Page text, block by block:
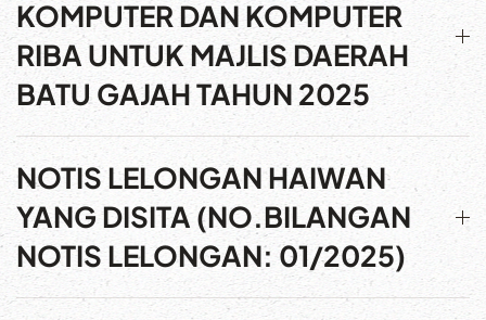
KOMPUTER DAN KOMPUTER
RIBA UNTUK MAJLIS DAERAH
BATU GAJAH TAHUN 2025
NOTIS LELONGAN HAIWAN
YANG DISITA (NO.BILANGAN
NOTIS LELONGAN: 01/2025)